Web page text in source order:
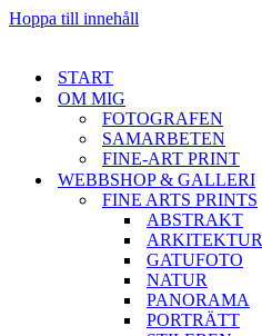
Hoppa till innehåll
START
OM MIG
FOTOGRAFEN
SAMARBETEN
FINE-ART PRINT
WEBBSHOP & GALLERI
FINE ARTS PRINTS
ABSTRAKT
ARKITEKTUR
GATUFOTO
NATUR
PANORAMA
PORTRÄTT